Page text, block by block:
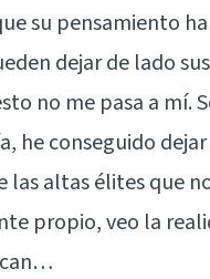
su pensamiento
dejar de lado
no me pasa a mí.
he conseguido
las altas élites que
propio, veo la